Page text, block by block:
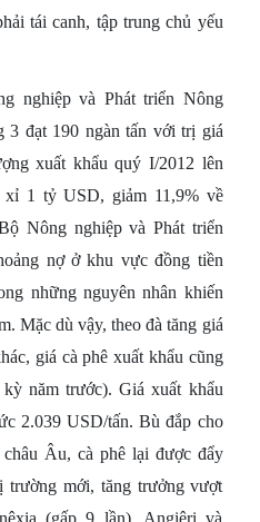
tái canh, tập trung chủ yếu
nghiệp và Phát triển Nông
3 đạt 190 ngàn tấn với trị giá
xuất khẩu quý I/2012 lên
xỉ 1 tỷ USD, giảm 11,9% về
Nông nghiệp và Phát triển
nợ ở khu vực đồng tiền
những nguyên nhân khiến
Mặc dù vậy, theo đà tăng giá
giá cà phê xuất khẩu cũng
năm trước). Giá xuất khẩu
2.039 USD/tấn. Bù đắp cho
Âu, cà phê lại được đẩy
trường mới, tăng trưởng vượt
(gấp 9 lần), Angiêri và